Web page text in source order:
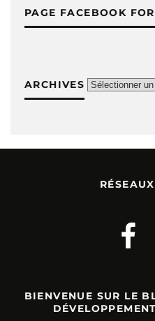
PAGE FACEBOOK
ARCHIVES Archives
BIENVENUE SUR LE